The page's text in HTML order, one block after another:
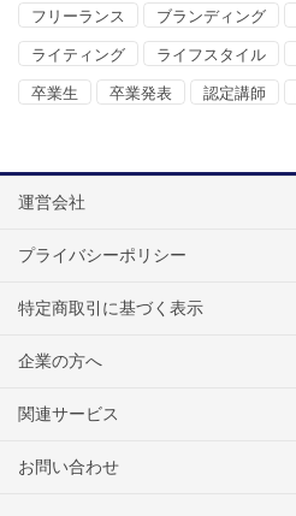
フリーランス ブランディング
ライティング ライフスタイル
卒業生 卒業発表 認定講師
運営会社
プライバシーポリシー
特定商取引に基づく表示
企業の方へ
関連サービス
お問い合わせ